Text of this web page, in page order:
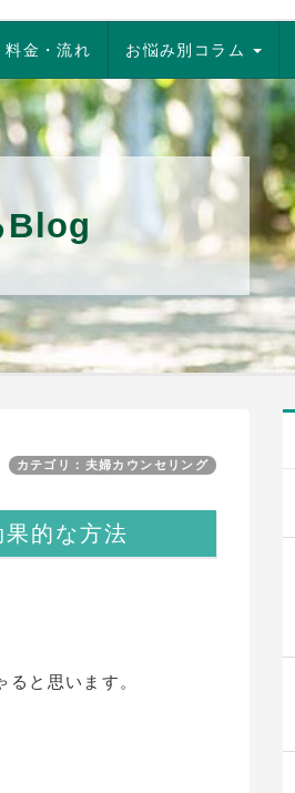
料金・流れ お悩み別コラム
Blog
カテゴリ：夫婦カウンセリング
的な方法
と思います。